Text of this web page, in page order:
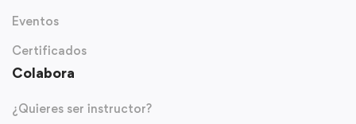
Eventos
Certificados
Colabora
¿Quieres ser instructor?